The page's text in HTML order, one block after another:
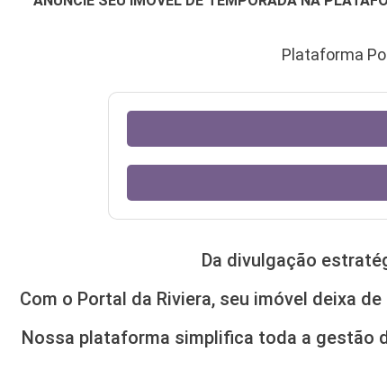
Plataforma
Da divulgação
Com o Portal da Riviera, seu imóvel deixa
Nossa plataforma simplifica toda a gestão